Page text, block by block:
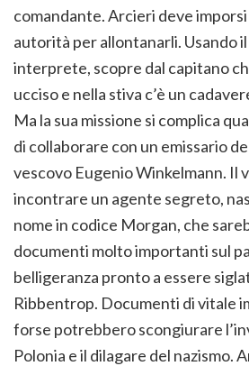
comandante. Arcieri deve
autorità per allontanarli. Usando
interprete, scopre dal capitano
ucciso e nella stiva c’è un
Ma la sua missione si complica
di collaborare con un emissario
vescovo Eugenio Winkelmann. Il
incontrare un agente segreto,
nome in codice Morgan, che
documenti molto importanti sul
belligeranza pronto a essere
Ribbentrop. Documenti di vitale
forse potrebbero scongiurare
Polonia e il dilagare del nazismo.